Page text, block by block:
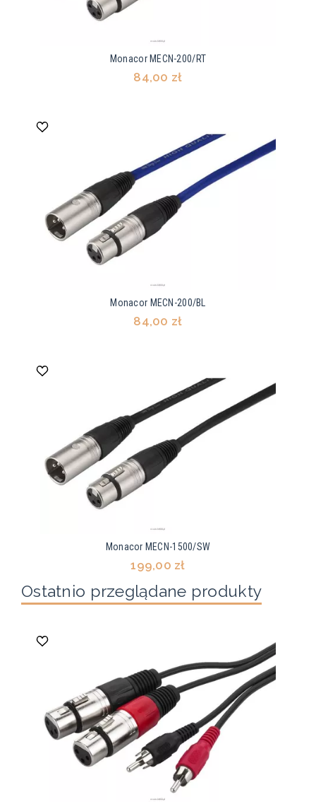
Monacor MECN-200/RT
84,00 zł
Monacor MECN-200/BL
84,00 zł
Monacor MECN-1500/SW
199,00 zł
Ostatnio przeglądane produkty